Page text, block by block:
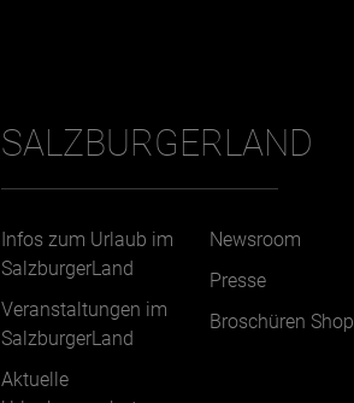
SALZBURGERLAND
Infos zum Urlaub im
SalzburgerLand
Veranstaltungen im
SalzburgerLand
Aktuelle
Newsroom
Presse
Broschüren Shop